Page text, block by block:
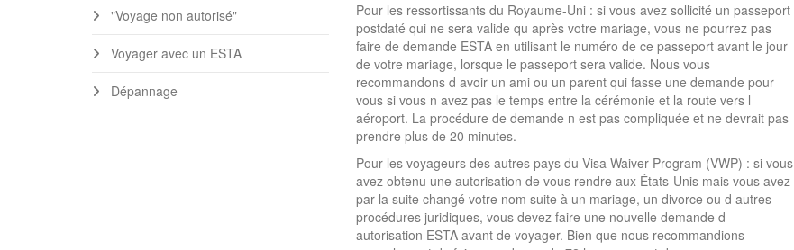
"Voyage non autorisé"
Voyager avec un ESTA
Dépannage
Pour les ressortissants du Royaume-Uni : si vous avez sollicité un passeport
postdaté qui ne sera valide qu après votre mariage, vous ne pourrez pas
faire de demande ESTA en utilisant le numéro de ce passeport avant le jour
de votre mariage, lorsque le passeport sera valide. Nous vous
recommandons d avoir un ami ou un parent qui fasse une demande pour
vous si vous n avez pas le temps entre la cérémonie et la route vers l
aéroport. La procédure de demande n est pas compliquée et ne devrait pas
prendre plus de 20 minutes.
Pour les voyageurs des autres pays du Visa Waiver Program (VWP) : si vous
avez obtenu une autorisation de vous rendre aux États-Unis mais vous avez
par la suite changé votre nom suite à un mariage, un divorce ou d autres
procédures juridiques, vous devez faire une nouvelle demande d
autorisation ESTA avant de voyager. Bien que nous recommandions